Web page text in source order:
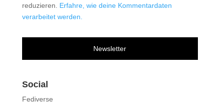
reduzieren. Erfahre, wie deine Kommentardaten
verarbeitet werden.
Newsletter
Social
Fediverse